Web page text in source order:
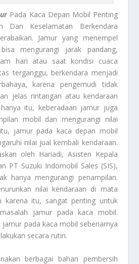
Pada Kaca Depan Mobil Penting
Dan Keselamatan Berkendara
Jamur yang menempel
mengurangi jarak pandang,
hari atau saat kondisi cuaca
terganggu, berkendara menjadi
karena pengemudi tidak
jelas rintangan atau kendaraan
itu, keberadaan jamur juga
mobil dan mengurangi nilai
jamur pada kaca depan mobil
nilai jual kembali kendaraan.
oleh Hariadi, Asisten Kepala
PT Suzuki Indomobil Sales (SIS),
hanya mengurangi penampilan.
nilai kendaraan di mata
karena itu, sangat penting untuk
jamur pada kaca mobil.
jamur pada kaca mobil sebenarnya
secara rutin.
berbagai bahan pembersih